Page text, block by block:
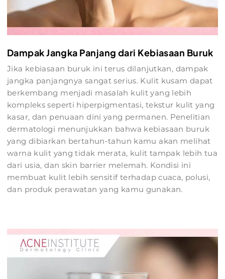
Dampak Jangka Panjang dari Kebiasaan Buruk
Jika kebiasaan buruk ini terus dilanjutkan, dampak
jangka panjangnya sangat serius. Kulit kusam dapat
berkembang menjadi masalah kulit yang lebih
kompleks seperti hiperpigmentasi, tekstur kulit yang
kasar, dan penuaan dini yang permanen. Penelitian
dermatologi menunjukkan bahwa kebiasaan buruk
yang dibiarkan bertahun-tahun kamu akan melihat
warna kulit yang tidak merata, kulit tampak lebih tua
dari usia, dan skin barrier melemah. Kondisi ini
membuat kulit lebih sensitif terhadap cuaca, polusi,
dan produk perawatan yang kamu gunakan.